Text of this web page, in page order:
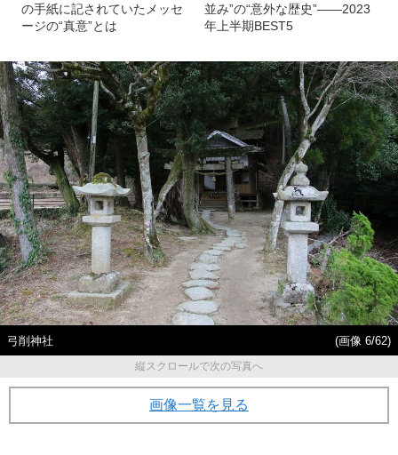
の手紙に記されていたメッセ
ージの“真意”とは
並み”の“意外な歴史”――2023
年上半期BEST5
弓削神社
(画像 6/62)
縦スクロールで次の写真へ
画像一覧を見る